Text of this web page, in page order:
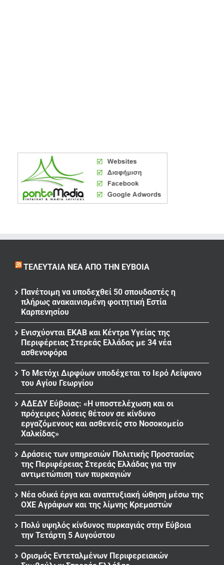
ΤΕΛΕΥΤΑΊΑ ΝΈΑ ΑΠΌ ΤΗΝ ΕΎΒΟΙΑ
Πανέτοιμη να υποδεχθεί 50 σπουδαστές η
πλήρως ανακαινισμένη φοιτητική Εστία
Καρπενησίου
Ενισχύονται ΕΚΑΒ και Κέντρα Υγείας της
Περιφέρειας Στερεάς Ελλάδας με 34 νέα
ασθενοφόρα
Το Μετόχι Διρφύων υποδέχεται το Ιερό Λείψανο
του Αγίου Γεωργίου
ΑΔΕΔΥ Εύβοιας: «Η υποστελέχωση και οι
πρόχειρες λύσεις θέτουν σε κίνδυνο
εργαζόμενους και ασθενείς στο Νοσοκομείο
Χαλκίδας»
Δράσεις των υπηρεσιών Πολιτικής Προστασίας
της Περιφέρειας Στερεάς Ελλάδας για την
αντιμετώπιση των πυρκαγιών
Νέα οδικά έργα και αναπτυξιακή ώθηση μέσω της
ΟΧΕ Αγράφων και της λίμνης Κρεμαστών
Πολύ υψηλός κίνδυνος πυρκαγιάς στην Εύβοια
την Τετάρτη 5 Αυγούστου
Ορισμός Εντεταλμένων Περιφερειακών